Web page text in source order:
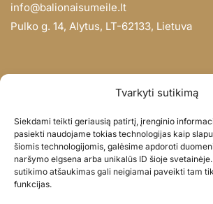
Tvarkyti sutikimą
Siekdami teikti geriausią patirtį, įrenginio
pasiekti naudojame tokias technologijas kaip
šiomis technologijomis, galėsime apdoroti
naršymo elgsena arba unikalūs ID šioje
sutikimo atšaukimas gali neigiamai paveikti tam
funkcijas.
info@balionaisumeile.lt
Pulko g. 14, Alytus, LT-62133, Lietuva
Didmena
Darbų portfolio
Privatumo politika
Parduotuvės politika